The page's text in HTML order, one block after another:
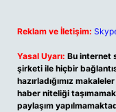
Reklam ve İletişim:
Yasal Uyarı: Bu internet
şirketi ile hiçbir
hazırladığımız
haber niteliği
paylaşım